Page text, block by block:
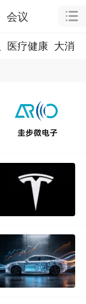
会议
医疗健康 大消费